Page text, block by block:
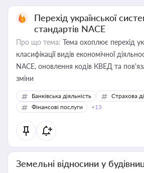
Перехід української
стандартів NACE
Про що тема: Тема охоплює перехід
класифікації видів економічної
NACE, оновлення кодів КВЕД та
зміни
Банківська діяльність
Страхова
Фінансові послуги
+13
Земельні відносини у